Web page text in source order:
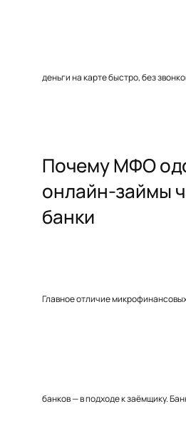
деньги на карте быстро, без
Почему МФО
онлайн-займы
банки
Главное отличие
банков — в подходе к заёмщику.